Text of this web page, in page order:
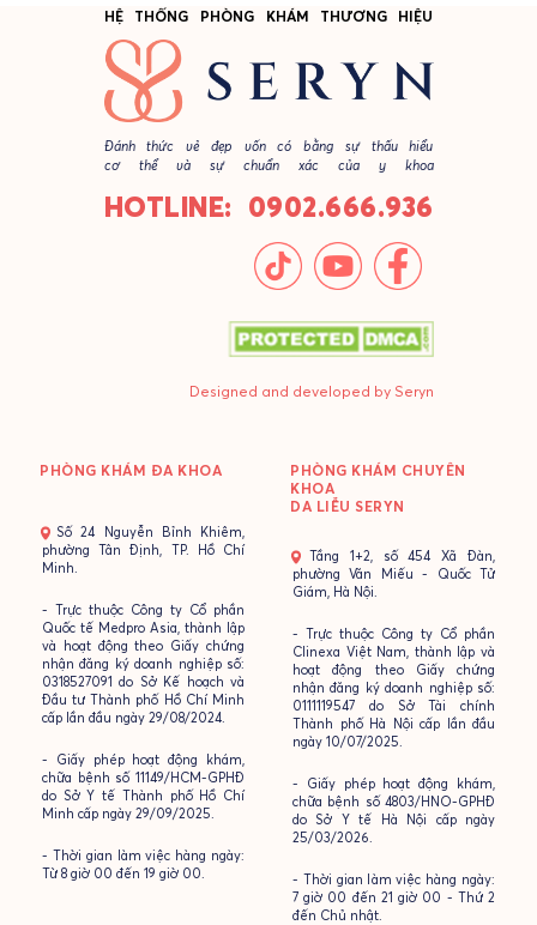
HỆ THỐNG PHÒNG KHÁM THƯƠNG HIỆU
Đánh thức vẻ đẹp vốn có bằng sự thấu hiểu
cơ thể và sự chuẩn xác của y khoa
HOTLINE: 0902.666.936
Designed and developed by Seryn
PHÒNG KHÁM ĐA KHOA
- Số 24 Nguyễn Bỉnh Khiêm,
phường Tân Định, TP. Hồ Chí
Minh.
- Trực thuộc Công ty Cổ phần
Quốc tế Medpro Asia, thành lập
và hoạt động theo Giấy chứng
nhận đăng ký doanh nghiệp số:
0318527091 do Sở Kế hoạch và
Đầu tư Thành phố Hồ Chí Minh
cấp lần đầu ngày 29/08/2024.
- Giấy phép hoạt động khám,
chữa bệnh số 11149/HCM-GPHĐ
do Sở Y tế Thành phố Hồ Chí
Minh cấp ngày 29/09/2025.
- Thời gian làm việc hàng ngày:
Từ 8 giờ 00 đến 19 giờ 00.
PHÒNG KHÁM CHUYÊN
KHOA
DA LIỄU SERYN
- Tầng 1+2, số 454 Xã Đàn,
phường Văn Miếu - Quốc Tử
Giám, Hà Nội.
- Trực thuộc Công ty Cổ phần
Clinexa Việt Nam, thành lập và
hoạt động theo Giấy chứng
nhận đăng ký doanh nghiệp số:
0111119547 do Sở Tài chính
Thành phố Hà Nội cấp lần đầu
ngày 10/07/2025.
- Giấy phép hoạt động khám,
chữa bệnh số 4803/HNO-GPHĐ
do Sở Y tế Hà Nội cấp ngày
25/03/2026.
- Thời gian làm việc hàng ngày:
7 giờ 00 đến 21 giờ 00 - Thứ 2
đến Chủ nhật.